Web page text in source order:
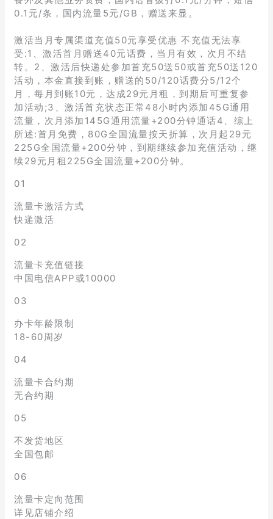
0.1元/条，国内流量5元/GB，赠送来显。
激活当月专属渠道充值50元享受优惠 不充值无法享
受:1、激活首月赠送40元话费，当月有效，次月不结
转。2、激活后快递处参加首充50送50或首充50送120
活动，本金直接到账，赠送的50/120话费分5/12个
月，每月到账10元，达成29元月租，到期后可重复参
加活动;3、激活首充状态正常48小时内添加45G通用
流量，次月添加145G通用流量+200分钟通话4、综上
所述:首月免费，80G全国流量按天折算，次月起29元
225G全国流量+200分钟，到期继续参加充值活动，继
续29元月租225G全国流量+200分钟。
01
流量卡激活方式
快递激活
02
流量卡充值链接
中国电信APP或10000
03
办卡年龄限制
18-60周岁
04
流量卡合约期
无合约期
05
不发货地区
全国包邮
06
流量卡定向范围
详见店铺介绍